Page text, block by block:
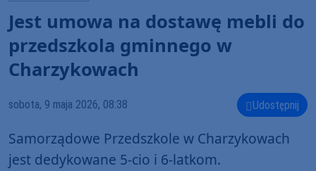
Jest umowa na dostawę mebli do
przedszkola gminnego w
Charzykowach
sobota, 9 maja 2026, 08:38 Udostępnij
Samorządowe Przedszkole w Charzykowach
jest dedykowane 5-cio i 6-latkom.